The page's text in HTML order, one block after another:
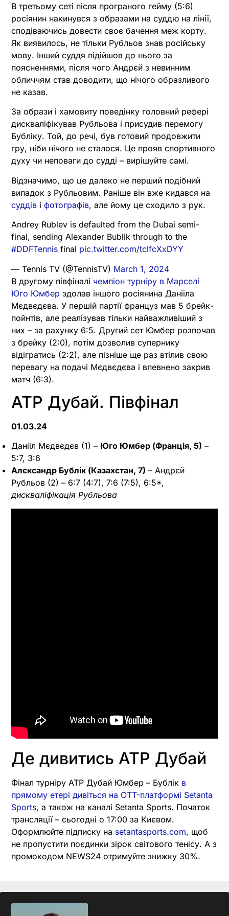
В третьому сеті після програного гейму (5:6)
росіянин накинувся з образами на суддю на лінії,
сподіваючись довести своє бачення меж корту.
Як виявилось, не тільки Рубльов знав російську
мову. Інший суддя підійшов до нього за
поясненнями, після чого Андрєй з невинним
обличчям став доводити, що нічого образливого
не казав.
За образи і хамовиту поведінку головний рефері
дискваліфікував Рубльова і присудив перемогу
Бубліку. Той, до речі, був готовий продовжити
гру, ніби нічого не сталося. Це прояв спортивного
духу чи неповаги до судді – вирішуйте самі.
Відзначимо, що це далеко не перший подібний
випадок з Рубльовим. Раніше він вже кидався на
суддів і фотографів, але йому це сходило з рук.
Andrey Rublev is defaulted from the Dubai semi-
final, sending Alexander Bublik through to the
#DDFTennis final pic.twitter.com/tclfcXxDYY
— Tennis TV (@TennisTV) March 1, 2024
В другому півфіналі чемпіон турніру в Марселі
Юго Юмбер здолав іншого росіянина Данііла
Мєдвєдєва. У першій партії француз мав 5 брейк-
пойнтів, але реалізував тільки найважливіший з
них – за рахунку 6:5. Другий сет Юмбер розпочав
з брейку (2:0), потім дозволив супернику
відігратись (2:2), але пізніше ще раз втілив свою
перевагу на подачі Мєдвєдєва і впевнено закрив
матч (6:3).
ATP Дубай. Півфінал
01.03.24
Данііл Мєдвєдєв (1) – Юго Юмбер (Франція, 5) –
5:7, 3:6
Алєксандр Бублік (Казахстан, 7) – Андрєй
Рубльов (2) – 6:7 (4:7), 7:6 (7:5), 6:5*,
дискваліфікація Рубльова
Де дивитись ATP Дубай
Фінал турніру ATP Дубай Юмбер – Бублік в
прямому етері дивіться на OTT-платформі Setanta
Sports, а також на каналі Setanta Sports. Початок
трансляції – сьогодні о 17:00 за Києвом.
Оформлюйте підписку на setantasports.com, щоб
не пропустити поєдинки зірок світового тенісу. А з
промокодом NEWS24 отримуйте знижку 30%.